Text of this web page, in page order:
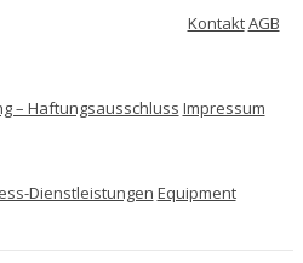
KontaktAGB
– Haftungsausschluss Impressum
Dienstleistungen Equipment